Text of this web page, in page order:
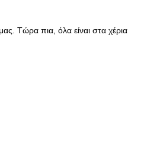
Τώρα πια, όλα είναι στα χέρια